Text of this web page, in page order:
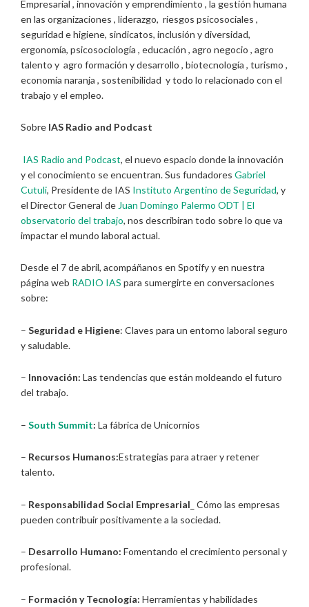
Empresarial , innovación y emprendimiento , la gestión humana
en las organizaciones , liderazgo, riesgos psicosociales ,
seguridad e higiene, sindicatos, inclusión y diversidad,
ergonomía, psicosociología , educación , agro negocio , agro
talento y agro formación y desarrollo , biotecnología , turismo ,
economía naranja , sostenibilidad y todo lo relacionado con el
trabajo y el empleo.
Sobre IAS Radio and Podcast
IAS Radio and Podcast, el nuevo espacio donde la innovación
y el conocimiento se encuentran. Sus fundadores Gabriel
Cutuli, Presidente de IAS Instituto Argentino de Seguridad, y
el Director General de Juan Domingo Palermo ODT | El
observatorio del trabajo, nos describiran todo sobre lo que va
impactar el mundo laboral actual.
Desde el 7 de abril, acompáñanos en Spotify y en nuestra
página web RADIO IAS para sumergirte en conversaciones
sobre:
– Seguridad e Higiene: Claves para un entorno laboral seguro
y saludable.
– Innovación: Las tendencias que están moldeando el futuro
del trabajo.
– South Summit: La fábrica de Unicornios
– Recursos Humanos:Estrategias para atraer y retener
talento.
– Responsabilidad Social Empresarial _ Cómo las empresas
pueden contribuir positivamente a la sociedad.
– Desarrollo Humano: Fomentando el crecimiento personal y
profesional.
– Formación y Tecnología: Herramientas y habilidades